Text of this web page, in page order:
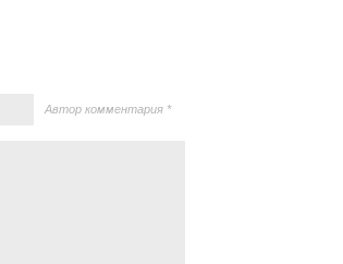
Автор комментария *